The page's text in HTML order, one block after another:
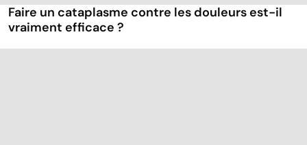
Faire un cataplasme contre les douleurs est-il
vraiment efficace ?